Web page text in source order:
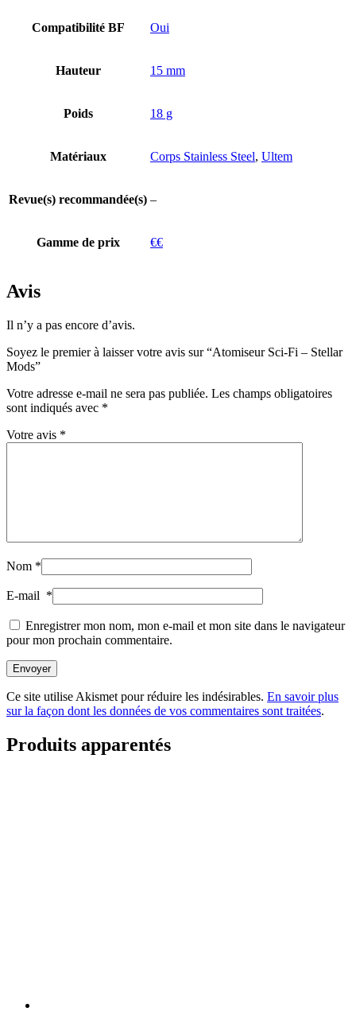
Compatibilité BF Oui
Hauteur 15 mm
Poids 18 g
Matériaux Corps Stainless Steel, Ultem
Revue(s) recommandée(s) –
Gamme de prix €€
Avis
Il n’y a pas encore d’avis.
Soyez le premier à laisser votre avis sur “Atomiseur Sci-Fi – Stellar
Mods”
Votre adresse e-mail ne sera pas publiée. Les champs obligatoires
sont indiqués avec *
Votre avis *
Nom *
E-mail *
Enregistrer mon nom, mon e-mail et mon site dans le navigateur
pour mon prochain commentaire.
Envoyer
Ce site utilise Akismet pour réduire les indésirables. En savoir plus
sur la façon dont les données de vos commentaires sont traitées.
Produits apparentés